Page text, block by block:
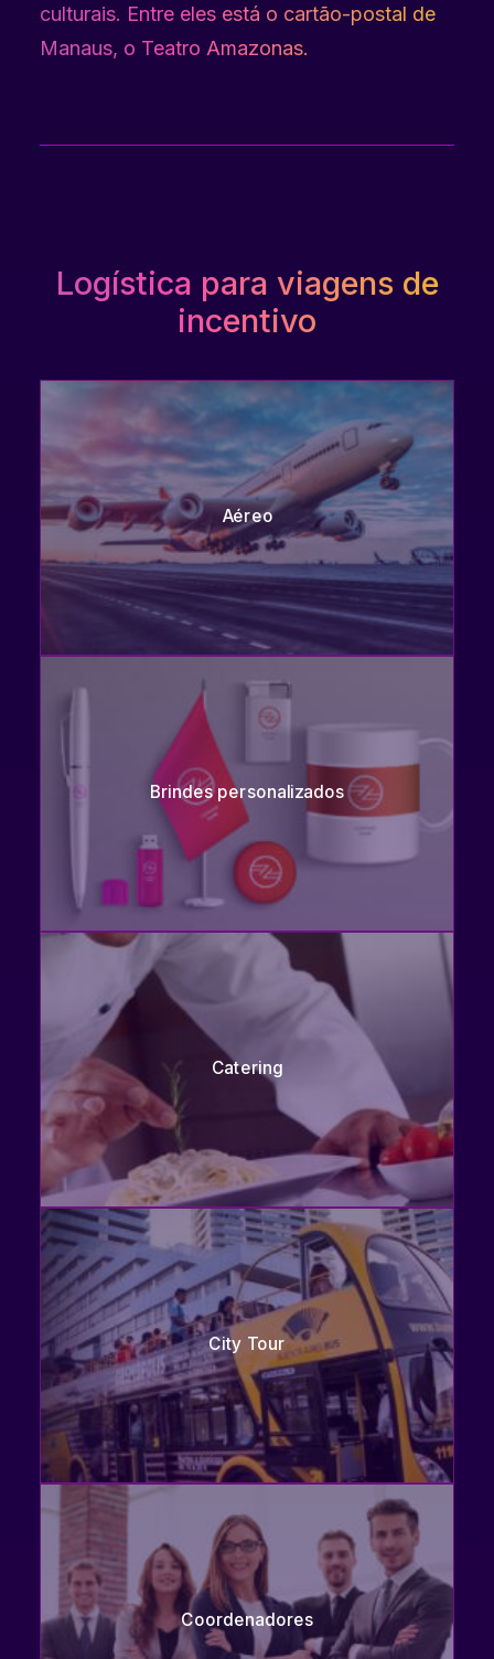
culturais. Entre eles está o cartão-postal de
Manaus, o Teatro Amazonas.
Logística para viagens de
incentivo
Aéreo
Brindes personalizados
Catering
City Tour
Coordenadores